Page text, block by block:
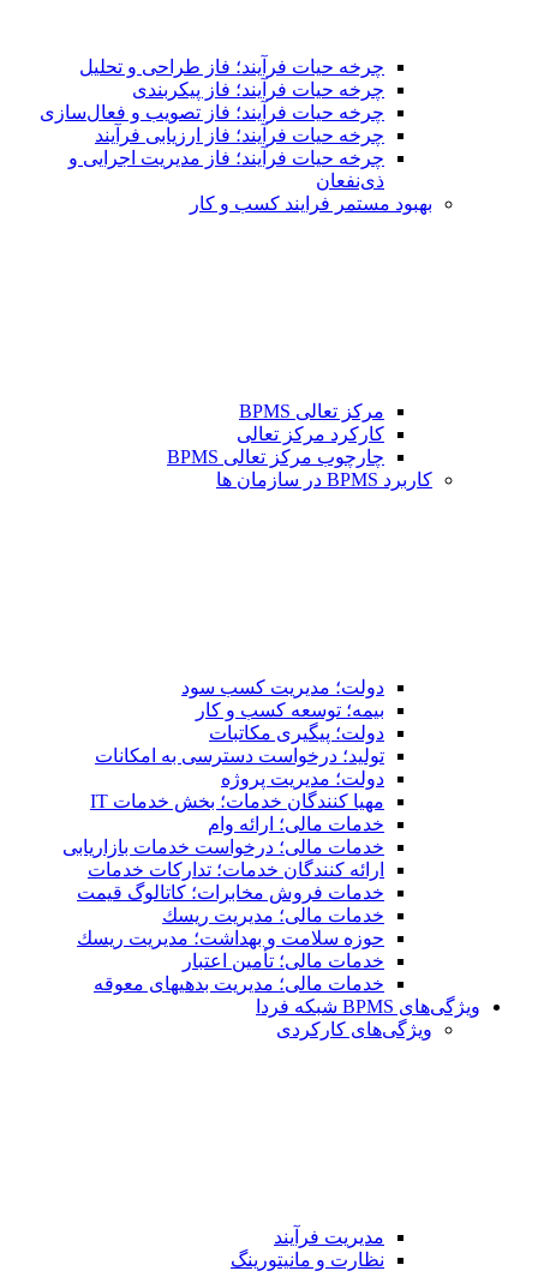
چرخه حیات فرآیند؛ فاز طراحی و تحلیل
چرخه حیات فرآیند؛ فاز پیکربندی
چرخه حیات فرآیند؛ فاز تصویب و فعال‌سازی
چرخه حیات فرآیند؛ فاز ارزیابی فرآیند
چرخه حیات فرآیند؛ فاز مدیریت اجرایی و
ذی‌نفعان
بهبود مستمر فرایند کسب و کار
مرکز تعالی BPMS
کارکرد مرکز تعالی
چارچوب مرکز تعالی BPMS
کاربرد BPMS در سازمان ها
دولت؛ مدیریت کسب سود
بیمه؛ توسعه کسب و کار
دولت؛ پیگیری مکاتبات
تولید؛ درخواست دسترسی به امكانات
دولت؛ مدیریت پروژه
مهیا کنندگان خدمات؛ بخش خدمات IT
خدمات مالی؛ ارائه وام
خدمات مالی؛ درخواست خدمات بازاریابی
ارائه کنندگان خدمات؛ تدارکات خدمات
خدمات فروش مخابرات؛ کاتالوگ قیمت
خدمات مالی؛ مدیریت ریسك
حوزه سلامت و بهداشت؛ مدیریت ریسك
خدمات مالی؛ تأمین اعتبار
خدمات مالی؛ مدیریت بدهیهاى معوقه
ویژگی‌های BPMS شبکه فردا
ویژگی‌های كاركردی
مدیریت فرآیند
نظارت و مانیتورینگ